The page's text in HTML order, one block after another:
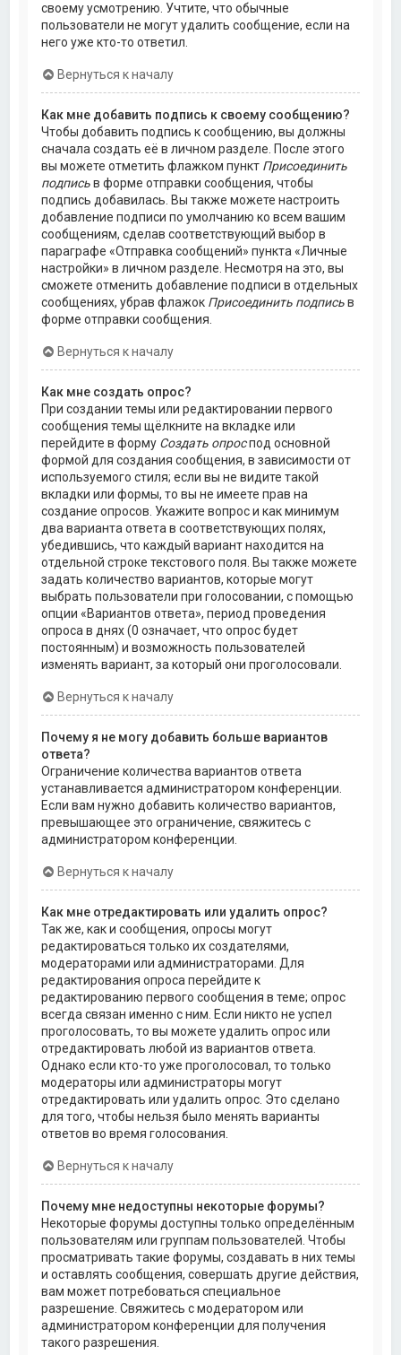
своему усмотрению. Учтите, что обычные
пользователи не могут удалить сообщение, если на
него уже кто-то ответил.
Вернуться к началу
Как мне добавить подпись к своему сообщению?
Чтобы добавить подпись к сообщению, вы должны
сначала создать её в личном разделе. После этого
вы можете отметить флажком пункт Присоединить
подписьв форме отправки сообщения, чтобы
подпись добавилась. Вы также можете настроить
добавление подписи по умолчанию ко всем вашим
сообщениям, сделав соответствующий выбор в
параграфе «Отправка сообщений» пункта «Личные
настройки» в личном разделе. Несмотря на это, вы
сможете отменить добавление подписи в отдельных
сообщениях, убрав флажок Присоединить подписьв
форме отправки сообщения.
Вернуться к началу
Как мне создать опрос?
При создании темы или редактировании первого
сообщения темы щёлкните на вкладке или
перейдите в форму Создать опроспод основной
формой для создания сообщения, в зависимости от
используемого стиля; если вы не видите такой
вкладки или формы, то вы не имеете прав на
создание опросов. Укажите вопрос и как минимум
два варианта ответа в соответствующих полях,
убедившись, что каждый вариант находится на
отдельной строке текстового поля. Вы также можете
задать количество вариантов, которые могут
выбрать пользователи при голосовании, с помощью
опции «Вариантов ответа», период проведения
опроса в днях (0 означает, что опрос будет
постоянным) и возможность пользователей
изменять вариант, за который они проголосовали.
Вернуться к началу
Почему я не могу добавить больше вариантов
ответа?
Ограничение количества вариантов ответа
устанавливается администратором конференции.
Если вам нужно добавить количество вариантов,
превышающее это ограничение, свяжитесь с
администратором конференции.
Вернуться к началу
Как мне отредактировать или удалить опрос?
Так же, как и сообщения, опросы могут
редактироваться только их создателями,
модераторами или администраторами. Для
редактирования опроса перейдите к
редактированию первого сообщения в теме; опрос
всегда связан именно с ним. Если никто не успел
проголосовать, то вы можете удалить опрос или
отредактировать любой из вариантов ответа.
Однако если кто-то уже проголосовал, то только
модераторы или администраторы могут
отредактировать или удалить опрос. Это сделано
для того, чтобы нельзя было менять варианты
ответов во время голосования.
Вернуться к началу
Почему мне недоступны некоторые форумы?
Некоторые форумы доступны только определённым
пользователям или группам пользователей. Чтобы
просматривать такие форумы, создавать в них темы
и оставлять сообщения, совершать другие действия,
вам может потребоваться специальное
разрешение. Свяжитесь с модератором или
администратором конференции для получения
такого разрешения.